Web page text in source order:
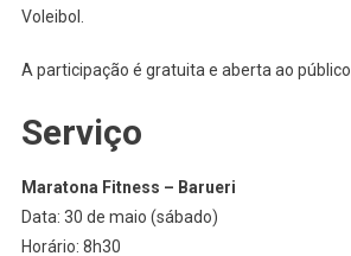
Voleibol.
A participação é gratuita e aberta ao público.
Serviço
Maratona Fitness – Barueri
Data: 30 de maio (sábado)
Horário: 8h30